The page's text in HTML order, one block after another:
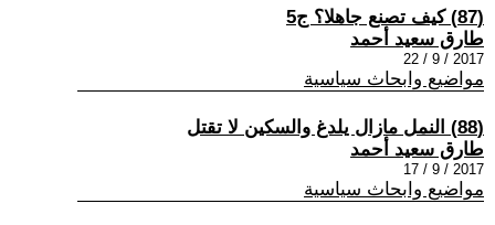
(87) كيف تصنع جاهلا؟ ج5
طارق سعيد أحمد
2017 / 9 / 22
مواضيع وابحاث سياسية
(88) النمل مازال يلدغ والسكين لا تقتل
طارق سعيد أحمد
2017 / 9 / 17
مواضيع وابحاث سياسية